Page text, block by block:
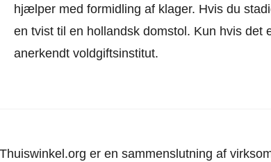
hjælper med formidling af klager. Hvis du
en tvist til en hollandsk domstol. Kun hvis
anerkendt voldgiftsinstitut.
er en sammenslutning af